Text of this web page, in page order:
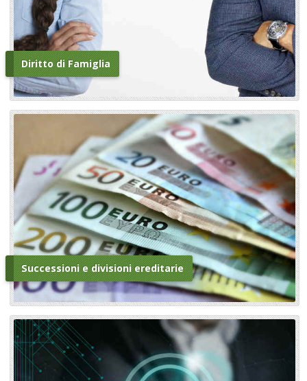
Diritto di Famiglia
Successioni e divisioni ereditarie